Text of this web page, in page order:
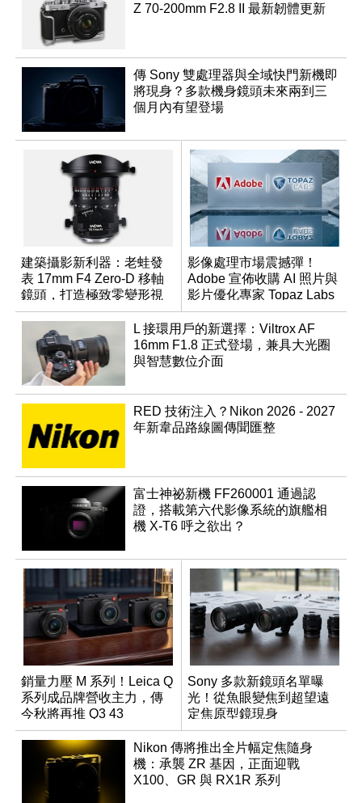
Z 70-200mm F2.8 II 最新韌體更新
傳 Sony 雙處理器與全域快門新機即
將現身？多款機身鏡頭未來兩到三
個月內有望登場
建築攝影新利器：老蛙發
表 17mm F4 Zero-D 移軸
鏡頭，打造極致零變形視
野
影像處理市場震撼彈！
Adobe 宣佈收購 AI 照片與
影片優化專家 Topaz Labs
L 接環用戶的新選擇：Viltrox AF
16mm F1.8 正式登場，兼具大光圈
與智慧數位介面
RED 技術注入？Nikon 2026 - 2027
年新韋品路線圖傳聞匯整
富士神祕新機 FF260001 通過認
證，搭載第六代影像系統的旗艦相
機 X-T6 呼之欲出？
銷量力壓 M 系列！Leica Q
系列成品牌營收主力，傳
今秋將再推 Q3 43
Monochrom
Sony 多款新鏡頭名單曝
光！從魚眼變焦到超望遠
定焦原型鏡現身
Nikon 傳將推出全片幅定焦隨身
機：承襲 ZR 基因，正面迎戰
X100、GR 與 RX1R 系列